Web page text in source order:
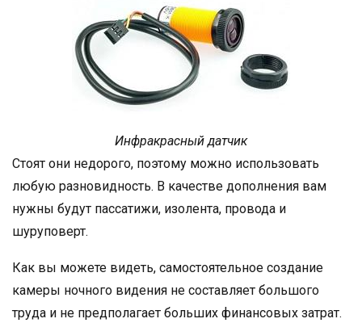
Инфракрасный датчик
Стоят они недорого, поэтому можно использовать
любую разновидность. В качестве дополнения вам
нужны будут пассатижи, изолента, провода и
шуруповерт.
Как вы можете видеть, самостоятельное создание
камеры ночного видения не составляет большого
труда и не предполагает больших финансовых затрат.